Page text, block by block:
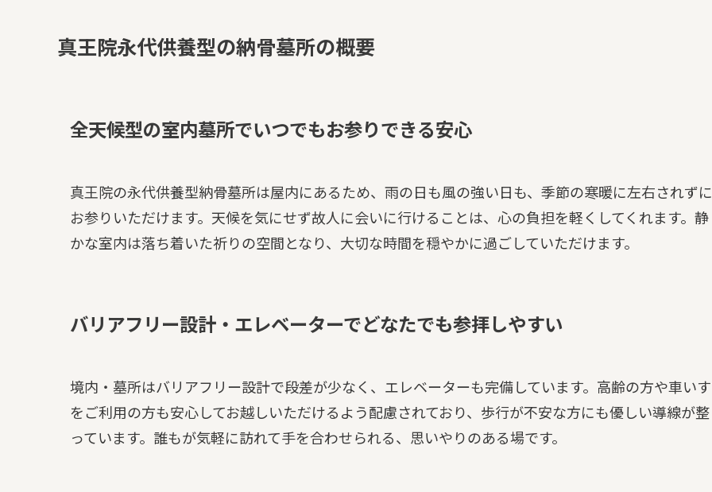
真王院永代供養型の納骨墓所の概要
全天候型の室内墓所でいつでもお参りできる安心
真王院の永代供養型納骨墓所は屋内にあるため、雨の日も風の強い日も、季節の寒暖に左右されずに
お参りいただけます。天候を気にせず故人に会いに行けることは、心の負担を軽くしてくれます。静
かな室内は落ち着いた祈りの空間となり、大切な時間を穏やかに過ごしていただけます。
バリアフリー設計・エレベーターでどなたでも参拝しやすい
境内・墓所はバリアフリー設計で段差が少なく、エレベーターも完備しています。高齢の方や車いす
をご利用の方も安心してお越しいただけるよう配慮されており、歩行が不安な方にも優しい導線が整
っています。誰もが気軽に訪れて手を合わせられる、思いやりのある場です。